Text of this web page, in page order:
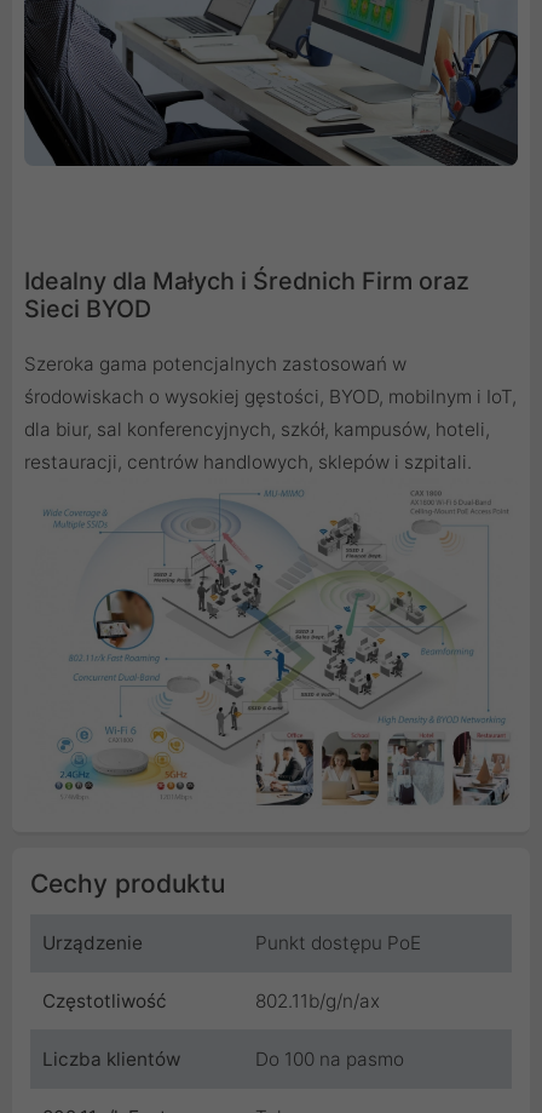
Idealny dla Małych i Średnich Firm oraz
Sieci BYOD
Szeroka gama potencjalnych zastosowań w
środowiskach o wysokiej gęstości, BYOD, mobilnym i IoT,
dla biur, sal konferencyjnych, szkół, kampusów, hoteli,
restauracji, centrów handlowych, sklepów i szpitali.
Cechy produktu
Urządzenie Punkt dostępu PoE
Częstotliwość 802.11b/g/n/ax
Liczba klientów Do 100 na pasmo